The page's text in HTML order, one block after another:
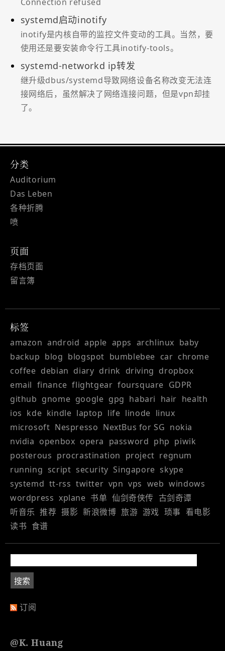
systemd启动inotify
inotify是内核自带的监控文件变动的工具。当然，要
使用还是要安装命令行工具inotify-tools。
systemd-networkd ip转发
继升级dbus/systemd导致网络设备名称改变无法连
接网络后，虽然解决了网络连接问题，但是vpn却挂
了。
分类
Auditorium
Das Leben
各种折腾
喷
页面
存档页面
留言簿
标签
amazon android apple apps archlinux baby
backup blog blogspot bumblebee car chrome
coffee debian diary drink driving dropbox
email finance flightgear foursquare GDPR
github gnome google gpg habari hair health
ios kde kindle laptop life linode linux
microsoft Nespresso NextBus for SG nokia
nvidia openbox opera password php piwik
posterous procrastination project regnum
running script security Singapore skype
systemd tt-rss twitter vpn vps web windows
wordpress xplane 书单 仙剑奇侠传 古剑奇谭
听音乐 推荐 摄影 新浪微博 旅游 游戏 琐事 看电影
读书 食谱
订阅
@K. Huang